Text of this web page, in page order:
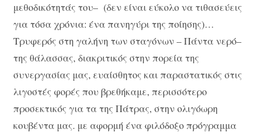
μεθοδικότητάς του– (δεν είναι εύκολο να τιθασεύεις
για τόσα χρόνια: ένα πανηγύρι της ποίησης)…
Τρυφερός στη γαλήνη των σταγόνων – Πάντα νερό–
της θάλασσας, διακριτικός στην πορεία της
συνεργασίας μας, ευαίσθητος και παραστατικός στις
λιγοστές φορές που βρεθήκαμε, περισσότερο
προσεκτικός για τα της Πάτρας, στην ολιγόωρη
κουβέντα μας. με αφορμή ένα φιλόδοξο πρόγραμμα